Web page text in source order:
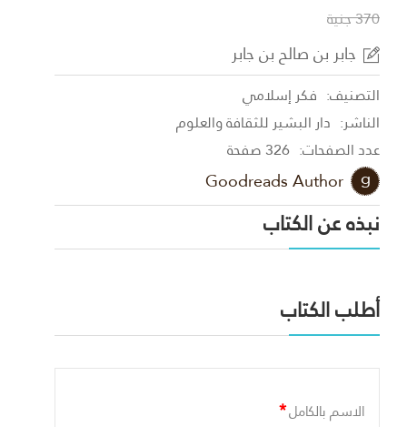
370 جنية
جابر بن صالح بن جابر
التصنيف: فكر إسلامي
الناشر: دار البشير للثقافة والعلوم
عدد الصفحات: 326 صفحة
Goodreads Author
نبذه عن الكتاب
أطلب الكتاب
الاسم بالكامل*